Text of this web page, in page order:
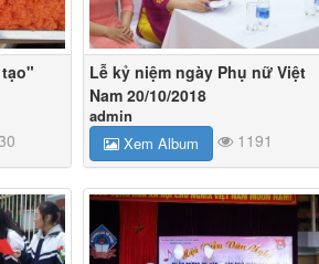
Lễ kỷ niệm ngày Phụ nữ Việt
Nam 20/10/2018
admin
Xem Album
1191